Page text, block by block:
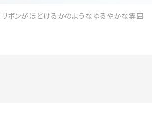
リボンがほどけるかのようなゆるやかな雰囲